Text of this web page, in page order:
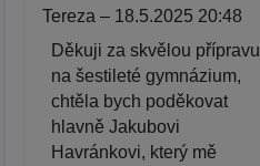
Tereza – 18.5.2025 20:48
Děkuji za skvělou přípravu
na šestileté gymnázium,
chtěla bych poděkovat
hlavně Jakubovi
Havránkovi, který mě